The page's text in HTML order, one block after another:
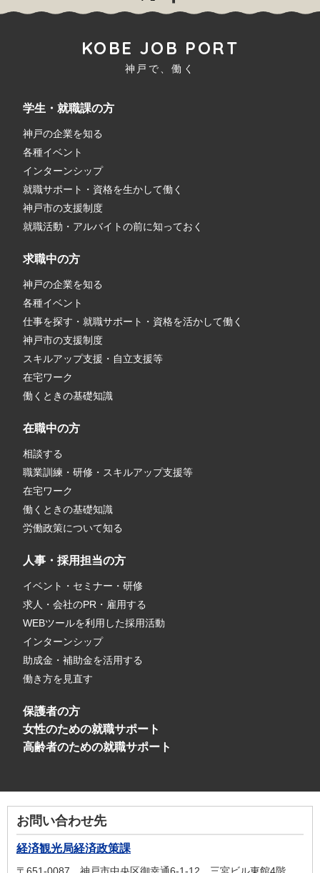
KOBE JOB PORT
神戸で、働く
学生・就職課の方
神戸の企業を知る
各種イベント
インターンシップ
就職サポート・資格を生かして働く
神戸市の支援制度
就職活動・アルバイトの前に知っておく
求職中の方
神戸の企業を知る
各種イベント
仕事を探す・就職サポート・資格を活かして働く
神戸市の支援制度
スキルアップ支援・自立支援等
在宅ワーク
働くときの基礎知識
在職中の方
相談する
職業訓練・研修・スキルアップ支援等
在宅ワーク
働くときの基礎知識
労働政策について知る
人事・採用担当の方
イベント・セミナー・研修
求人・会社のPR・雇用する
WEBツールを利用した採用活動
インターンシップ
助成金・補助金を活用する
働き方を見直す
保護者の方
女性のための就職サポート
高齢者のための就職サポート
お問い合わせ先
経済観光局経済政策課